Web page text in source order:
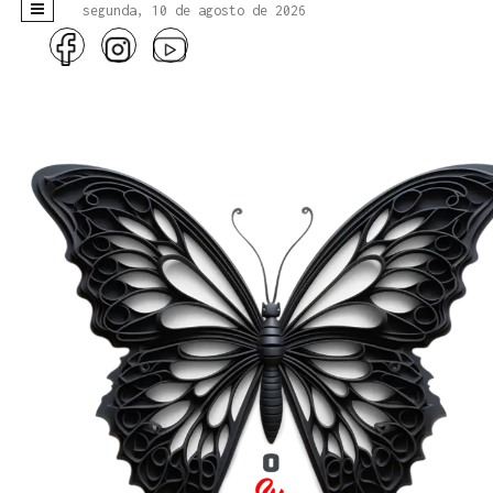
segunda, 10 de agosto de 2026